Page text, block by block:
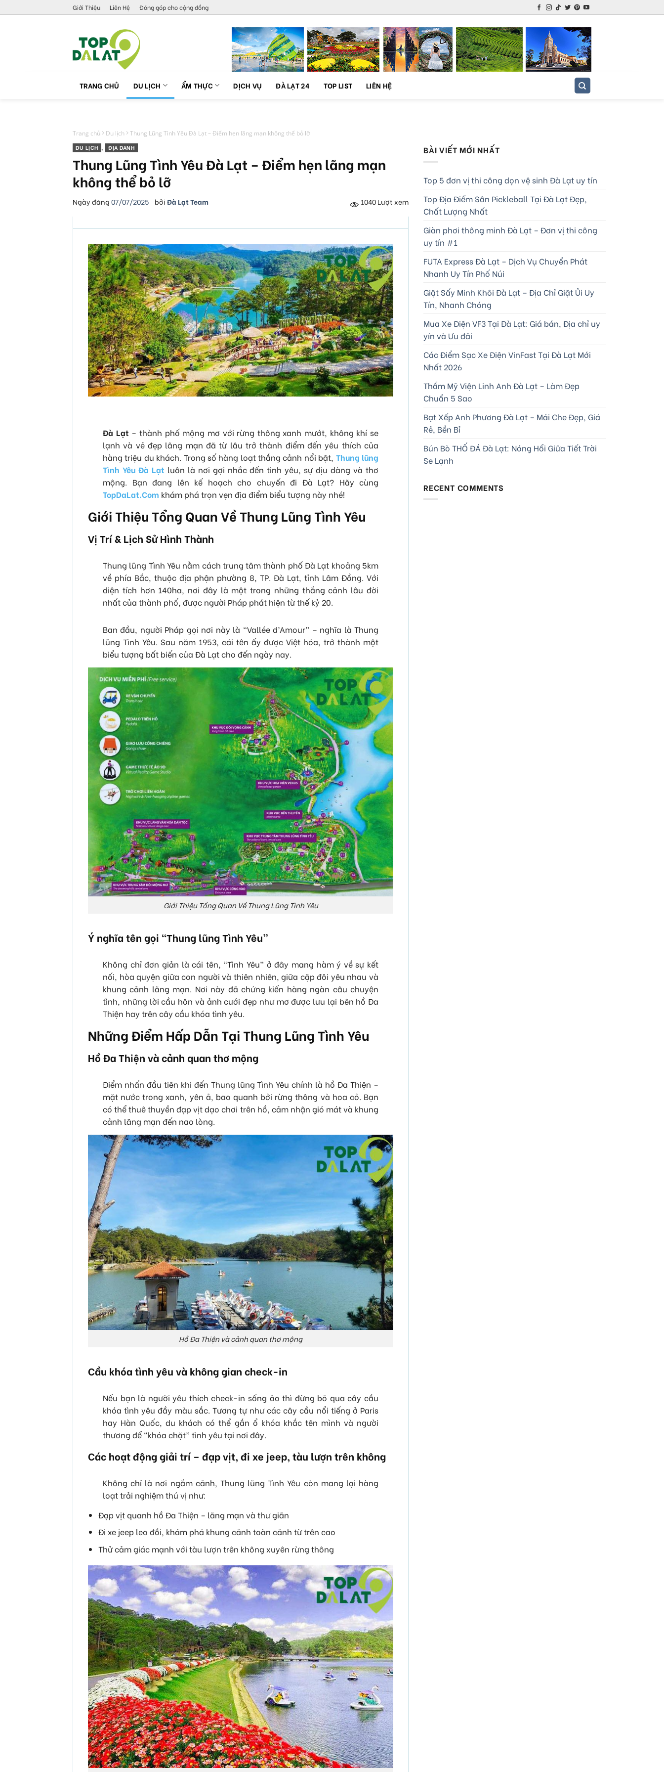
to
Giới Thiệu Liên Hệ Đóng góp cho cộng đồng
TRANG CHỦ DU LỊCH ẨM THỰC DỊCH VỤ ĐÀ LẠT 24 TOP LIST LIÊN HỆ
Trang chủ Du lịch Thung Lũng Tình Yêu Đà Lạt – Điểm hẹn lãng mạn không thể bỏ lỡ
DU LỊCH , ĐỊA DANH
Thung Lũng Tình Yêu Đà Lạt – Điểm hẹn lãng mạn
không thể bỏ lỡ
Ngày đăng07/07/2025 bởiĐà Lạt Team 1040Lượt xem
Đà Lạt – thành phố mộng mơ với rừng thông xanh mướt, không khí se
lạnh và vẻ đẹp lãng mạn đã từ lâu trở thành điểm đến yêu thích của
hàng triệu du khách. Trong số hàng loạt thắng cảnh nổi bật, Thung lũng
Tình Yêu Đà Lạt luôn là nơi gợi nhắc đến tình yêu, sự dịu dàng và thơ
mộng. Bạn đang lên kế hoạch cho chuyến đi Đà Lạt? Hãy cùng
TopDaLat.Com khám phá trọn vẹn địa điểm biểu tượng này nhé!
Giới Thiệu Tổng Quan Về Thung Lũng Tình Yêu
Vị Trí & Lịch Sử Hình Thành
Thung lũng Tình Yêu nằm cách trung tâm thành phố Đà Lạt khoảng 5km
về phía Bắc, thuộc địa phận phường 8, TP. Đà Lạt, tỉnh Lâm Đồng. Với
diện tích hơn 140ha, nơi đây là một trong những thắng cảnh lâu đời
nhất của thành phố, được người Pháp phát hiện từ thế kỷ 20.
Ban đầu, người Pháp gọi nơi này là “Vallée d’Amour” – nghĩa là Thung
lũng Tình Yêu. Sau năm 1953, cái tên ấy được Việt hóa, trở thành một
biểu tượng bất biến của Đà Lạt cho đến ngày nay.
Giới Thiệu Tổng Quan Về Thung Lũng Tình Yêu
Ý nghĩa tên gọi “Thung lũng Tình Yêu”
Không chỉ đơn giản là cái tên, “Tình Yêu” ở đây mang hàm ý về sự kết
nối, hòa quyện giữa con người và thiên nhiên, giữa cặp đôi yêu nhau và
khung cảnh lãng mạn. Nơi này đã chứng kiến hàng ngàn câu chuyện
tình, những lời cầu hôn và ảnh cưới đẹp như mơ được lưu lại bên hồ Đa
Thiện hay trên cây cầu khóa tình yêu.
Những Điểm Hấp Dẫn Tại Thung Lũng Tình Yêu
Hồ Đa Thiện và cảnh quan thơ mộng
Điểm nhấn đầu tiên khi đến Thung lũng Tình Yêu chính là hồ Đa Thiện –
mặt nước trong xanh, yên ả, bao quanh bởi rừng thông và hoa cỏ. Bạn
có thể thuê thuyền đạp vịt dạo chơi trên hồ, cảm nhận gió mát và khung
cảnh lãng mạn đến nao lòng.
Hồ Đa Thiện và cảnh quan thơ mộng
Cầu khóa tình yêu và không gian check-in
Nếu bạn là người yêu thích check-in sống ảo thì đừng bỏ qua cây cầu
khóa tình yêu đầy màu sắc. Tương tự như các cây cầu nổi tiếng ở Paris
hay Hàn Quốc, du khách có thể gắn ổ khóa khắc tên mình và người
thương để “khóa chặt” tình yêu tại nơi đây.
Các hoạt động giải trí – đạp vịt, đi xe jeep, tàu lượn trên không
Không chỉ là nơi ngắm cảnh, Thung lũng Tình Yêu còn mang lại hàng
loạt trải nghiệm thú vị như:
Đạp vịt quanh hồ Đa Thiện – lãng mạn và thư giãn
Đi xe jeep leo đồi, khám phá khung cảnh toàn cảnh từ trên cao
Thử cảm giác mạnh với tàu lượn trên không xuyên rừng thông
BÀI VIẾT MỚI NHẤT
Top 5 đơn vị thi công dọn vệ sinh Đà Lạt uy tín
Top Địa Điểm Sân Pickleball Tại Đà Lạt Đẹp,
Chất Lượng Nhất
Giàn phơi thông minh Đà Lạt – Đơn vị thi công
uy tín #1
FUTA Express Đà Lạt – Dịch Vụ Chuyển Phát
Nhanh Uy Tín Phố Núi
Giặt Sấy Minh Khôi Đà Lạt – Địa Chỉ Giặt Ủi Uy
Tín, Nhanh Chóng
Mua Xe Điện VF3 Tại Đà Lạt: Giá bán, Địa chỉ uy
yín và Ưu đãi
Các Điểm Sạc Xe Điện VinFast Tại Đà Lạt Mới
Nhất 2026
Thẩm Mỹ Viện Linh Anh Đà Lạt – Làm Đẹp
Chuẩn 5 Sao
Bạt Xếp Anh Phương Đà Lạt – Mái Che Đẹp, Giá
Rẻ, Bền Bỉ
Bún Bò THỐ ĐÁ Đà Lạt: Nóng Hổi Giữa Tiết Trời
Se Lạnh
RECENT COMMENTS